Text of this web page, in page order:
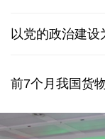
以党的政治建
前7个月我国货